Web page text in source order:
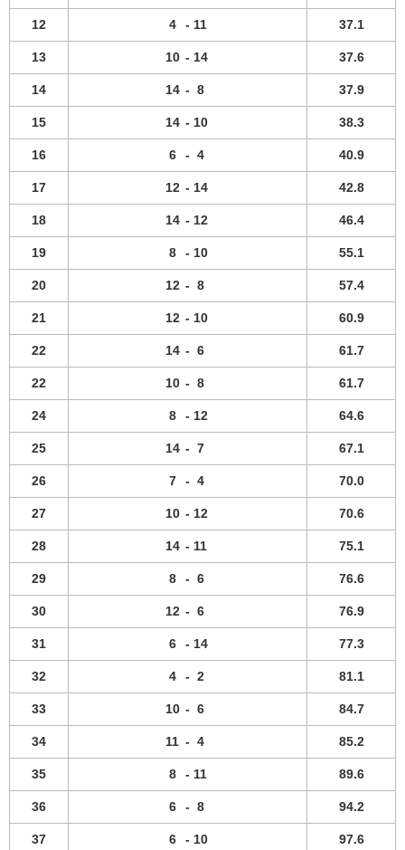
12 4 - 11 37.1
13 10 - 14 37.6
14 14 - 8 37.9
15 14 - 10 38.3
16 6 - 4 40.9
17 12 - 14 42.8
18 14 - 12 46.4
19 8 - 10 55.1
20 12 - 8 57.4
21 12 - 10 60.9
22 14 - 6 61.7
22 10 - 8 61.7
24 8 - 12 64.6
25 14 - 7 67.1
26 7 - 4 70.0
27 10 - 12 70.6
28 14 - 11 75.1
29 8 - 6 76.6
30 12 - 6 76.9
31 6 - 14 77.3
32 4 - 2 81.1
33 10 - 6 84.7
34 11 - 4 85.2
35 8 - 11 89.6
36 6 - 8 94.2
37 6 - 10 97.6